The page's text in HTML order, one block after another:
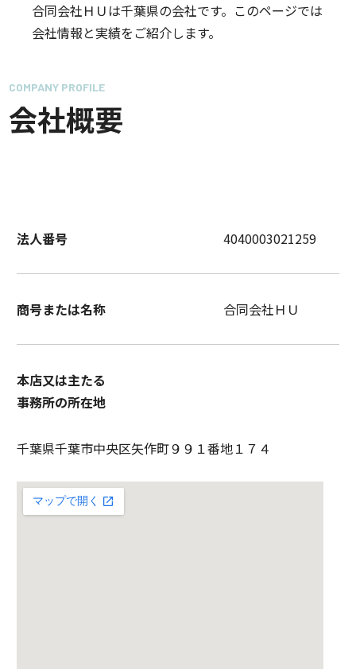
合同会社ＨＵは千葉県の会社です。このページでは
会社情報と実績をご紹介します。
COMPANY PROFILE
会社概要
法人番号 4040003021259
商号または名称 合同会社ＨＵ
本店又は主たる
事務所の所在地
千葉県千葉市中央区矢作町９９１番地１７４